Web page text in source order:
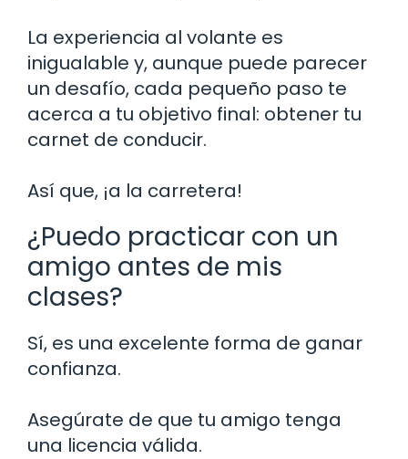
La experiencia al volante es
inigualable y, aunque puede parecer
un desafío, cada pequeño paso te
acerca a tu objetivo final: obtener tu
carnet de conducir.
Así que, ¡a la carretera!
¿Puedo practicar con un
amigo antes de mis
clases?
Sí, es una excelente forma de ganar
confianza.
Asegúrate de que tu amigo tenga
una licencia válida.